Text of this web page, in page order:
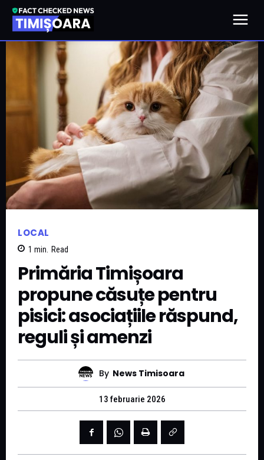
LOCAL
1 min. Read
Primăria Timișoara
propune căsuțe pentru
pisici: asociațiile răspund,
reguli și amenzi
By News Timisoara
13 februarie 2026